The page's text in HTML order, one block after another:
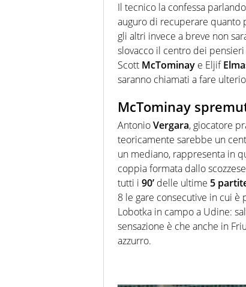
Il tecnico la confessa
auguro di recuperare quanto
gli altri invece a breve non
slovacco il centro dei
Scott McTominay e Eljif
saranno chiamati a fare
McTominay
AntonioVergara, giocatore
teoricamente sarebbe un
un mediano, rappresenta in
coppia formata dallo
tutti i 90’ delle ultime 5
8 le gare consecutive in cui
Lobotka in campo a Udine:
sensazione è che anche in
azzurro.